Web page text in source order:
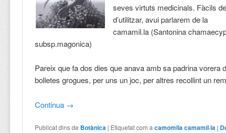
seves virtuts medicinals. Fàcils
d’utilitzar, avui parlarem de la
camamil.la (Santonina
subsp.magonica)
Pareix que fa dos dies que anava amb sa padrina vorera
bolletes grogues, per uns un joc, per altres recollint un
Continua →
Publicat dins de Botànica | Etiquetat com a camomila camamil·la |